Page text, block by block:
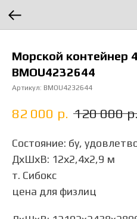
Морской контейнер
BMOU4232644
Артикул: BMOU4232644
82 000 р. 120 000 р.
Состояние: бу,
ДхШхВ: 12х2,4х2,9 м
т. Сибокс
цена для физлиц